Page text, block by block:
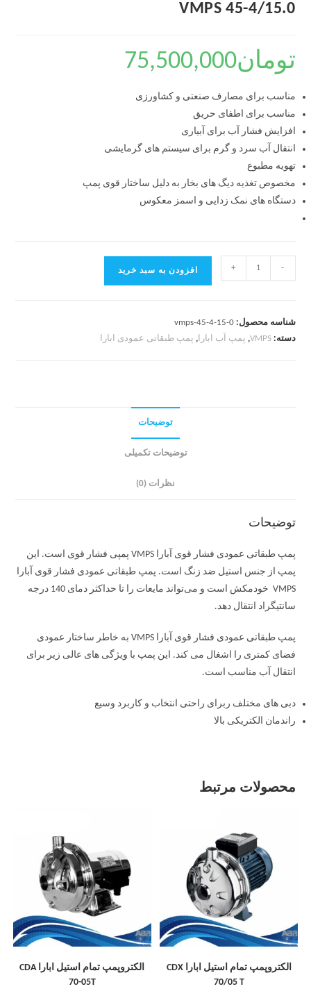
VMPS 45-4/15.0
تومان75,500,000
مناسب برای مصارف صنعتی و کشاورزی
مناسب برای اطفای حریق
افزایش فشار آب برای آبیاری
انتقال آب سرد و گرم برای سیستم های گرمایشی
تهویه مطبوع
مخصوص تغذیه دیگ های بخار به دلیل ساختار قوی پمپ
دستگاه های نمک زدایی و اسمز معکوس
-
+ افزودن به سبد خرید
شناسه محصول:vmps-45-4-15-0
دسته:VMPS
, پمپ آب ابارا, پمپ طبقاتی عمودی ابارا
توضیحات
توضیحات تکمیلی
نظرات (0)
توضیحات
پمپ طبقاتی عمودی فشار قوی آبارا VMPS پمپی فشار قوی است. این
پمپ از جنس استیل ضد زنگ است. پمپ طبقاتی عمودی فشار قوی آبارا
VMPS خودمکش است و می‌تواند مایعات را تا حداکثر دمای 140 درجه
سانتیگراد انتقال دهد.
پمپ طبقاتی عمودی فشار قوی آبارا VMPS به خاطر ساختار عمودی
فضای کمتری را اشغال می کند. این پمپ با ویژگی های عالی زیر برای
انتقال آب مناسب است.
دبی های مختلف ربرای راحتی انتخاب و کاربرد وسیع
راندمان الکتریکی بالا
محصولات مرتبط
الکتروپمپ تمام استیل ابارا CDX
70/05 T
الکتروپمپ تمام استیل ابارا CDA
70-05T